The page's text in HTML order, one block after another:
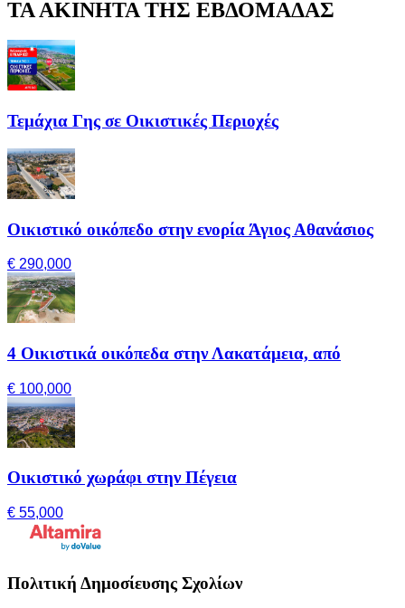
ΤΑ ΑΚΙΝΗΤΑ ΤΗΣ ΕΒΔΟΜΑΔΑΣ
Τεμάχια Γης σε Οικιστικές Περιοχές
Οικιστικό οικόπεδο στην ενορία Άγιος Αθανάσιος
€ 290,000
4 Οικιστικά οικόπεδα στην Λακατάμεια, από
€ 100,000
Οικιστικό χωράφι στην Πέγεια
€ 55,000
Πολιτική Δημοσίευσης Σχολίων